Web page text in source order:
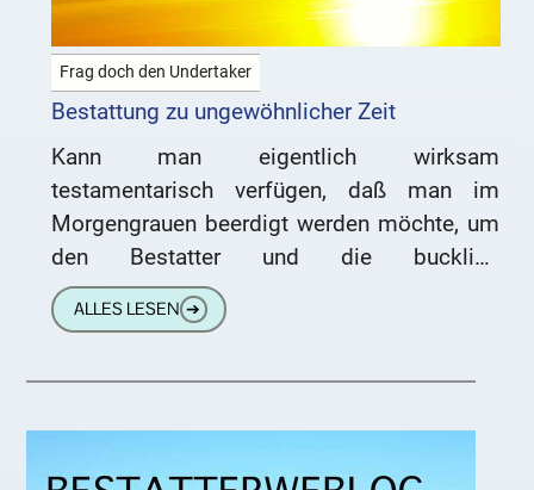
Frag doch den Undertaker
Bestattung zu ungewöhnlicher Zeit
Kann man eigentlich wirksam
testamentarisch verfügen, daß man im
Morgengrauen beerdigt werden möchte, um
den Bestatter und die bucklige
Verwandtschaft zu ärgern? 😉 Dem Bestatter
ist das scheißegal. Wenn Du
ALLES LESEN ➔